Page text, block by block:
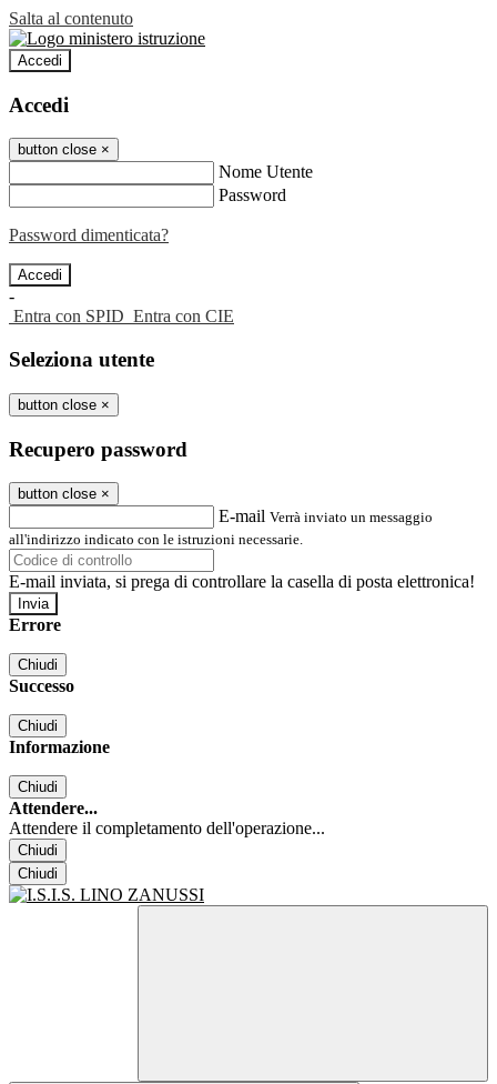
Salta al contenuto
Accedi
Accedi
button close ×
Nome Utente
Password
Password dimenticata?
-
Entra con SPID Entra con CIE
Seleziona utente
button close ×
Recupero password
button close ×
E-mail Verrà inviato un messaggio
all'indirizzo indicato con le istruzioni necessarie.
E-mail inviata, si prega di controllare la casella di posta elettronica!
Errore
Chiudi
Successo
Chiudi
Informazione
Chiudi
Attendere...
Attendere il completamento dell'operazione...
Chiudi
Chiudi